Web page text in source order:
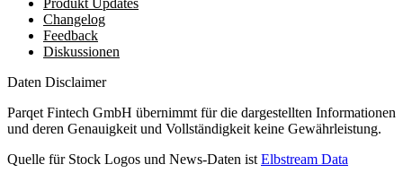
Produkt Updates
Changelog
Feedback
Diskussionen
Daten Disclaimer
Parqet Fintech GmbH übernimmt für die dargestellten Informationen
und deren Genauigkeit und Vollständigkeit keine Gewährleistung.
Quelle für Stock Logos und News-Daten istElbstream Data